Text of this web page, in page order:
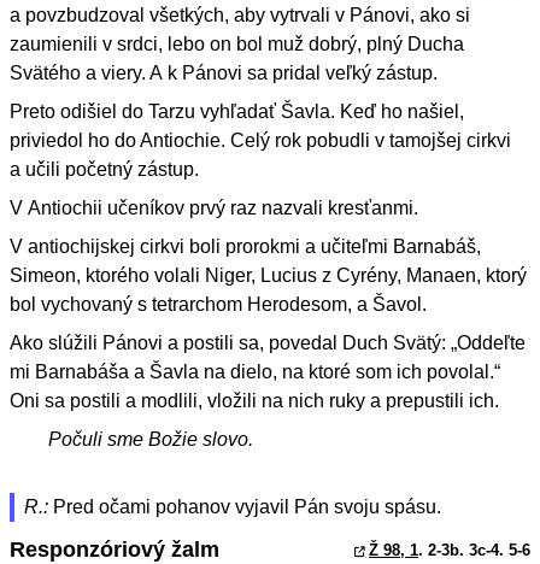
a povzbudzoval všetkých, aby vytrvali v Pánovi, ako si
zaumienili v srdci, lebo on bol muž dobrý, plný Ducha
Svätého a viery. A k Pánovi sa pridal veľký zástup.
Preto odišiel do Tarzu vyhľadať Šavla. Keď ho našiel,
priviedol ho do Antiochie. Celý rok pobudli v tamojšej cirkvi
a učili početný zástup.
V Antiochii učeníkov prvý raz nazvali kresťanmi.
V antiochijskej cirkvi boli prorokmi a učiteľmi Barnabáš,
Simeon, ktorého volali Niger, Lucius z Cyrény, Manaen, ktorý
bol vychovaný s tetrarchom Herodesom, a Šavol.
Ako slúžili Pánovi a postili sa, povedal Duch Svätý: „Oddeľte
mi Barnabáša a Šavla na dielo, na ktoré som ich povolal.“
Oni sa postili a modlili, vložili na nich ruky a prepustili ich.
Počuli sme Božie slovo.
R.: Pred očami pohanov vyjavil Pán svoju spásu.
Responzóriový žalm Ž 98, 1. 2-3b. 3c-4. 5-6